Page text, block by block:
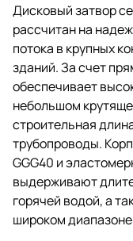
Дисковый затвор
рассчитан на
потока в крупных
зданий. За счет
обеспечивает
небольшом
строительная
трубопроводы.
GGG40 и
выдерживают
горячей водой, а
широком